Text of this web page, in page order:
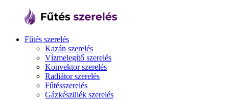
Fűtés szerelés
Kazán szerelés
Vízmelegítő szerelés
Konvektor szerelés
Radiátor szerelés
Fűtésszerelés
Gázkészülék szerelés